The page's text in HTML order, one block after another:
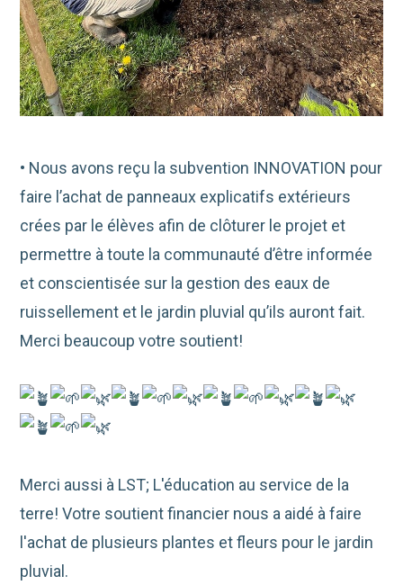
• Nous avons reçu la subvention INNOVATION pour
faire l’achat de panneaux explicatifs extérieurs
crées par le élèves afin de clôturer le projet et
permettre à toute la communauté d’être informée
et conscientisée sur la gestion des eaux de
ruissellement et le jardin pluvial qu’ils auront fait.
Merci beaucoup votre soutient!
Merci aussi à LST; L'éducation au service de la
terre! Votre soutient financier nous a aidé à faire
l'achat de plusieurs plantes et fleurs pour le jardin
pluvial.